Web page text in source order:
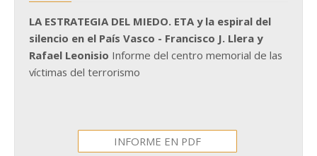
LA ESTRATEGIA DEL MIEDO. ETA y la espiral del
silencio en el País Vasco - Francisco J. Llera y
Rafael Leonisio Informe del centro memorial de las
víctimas del terrorismo
INFORME EN PDF